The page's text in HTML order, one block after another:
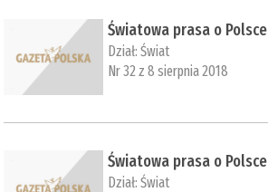
Światowa prasa o Polsce
Dział:Świat
Nr 32 z 8 sierpnia 2018
Światowa prasa o Polsce
Dział:Świat